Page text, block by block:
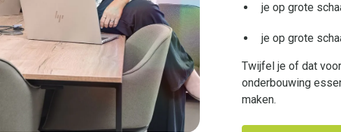
je op grote
je op grote
Twijfel je of dat
onderbouwing
maken.